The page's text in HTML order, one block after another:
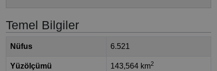
Temel Bilgiler
Nüfus 6.521
Yüzölçümü 143,564 km2